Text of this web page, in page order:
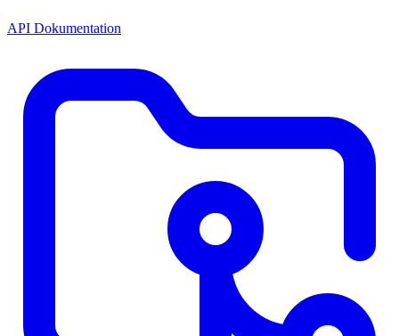
API Dokumentation